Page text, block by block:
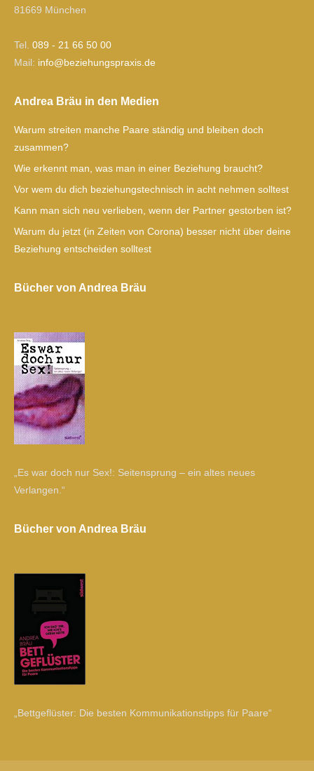
81669 München
Tel. 089 - 21 66 50 00
Mail:
ed.si
xarps
gnuhe
izeb@
ofni
Andrea Bräu in den Medien
Warum streiten manche Paare ständig und bleiben doch
zusammen?
Wie erkennt man, was man in einer Beziehung braucht?
Vor wem du dich beziehungstechnisch in acht nehmen solltest
Kann man sich neu verlieben, wenn der Partner gestorben ist?
Warum du jetzt (in Zeiten von Corona) besser nicht über deine
Beziehung entscheiden solltest
Bücher von Andrea Bräu
„Es war doch nur Sex!: Seitensprung – ein altes neues
Verlangen.“
Bücher von Andrea Bräu
„Bettgeflüster: Die besten Kommunikationstipps für Paare“